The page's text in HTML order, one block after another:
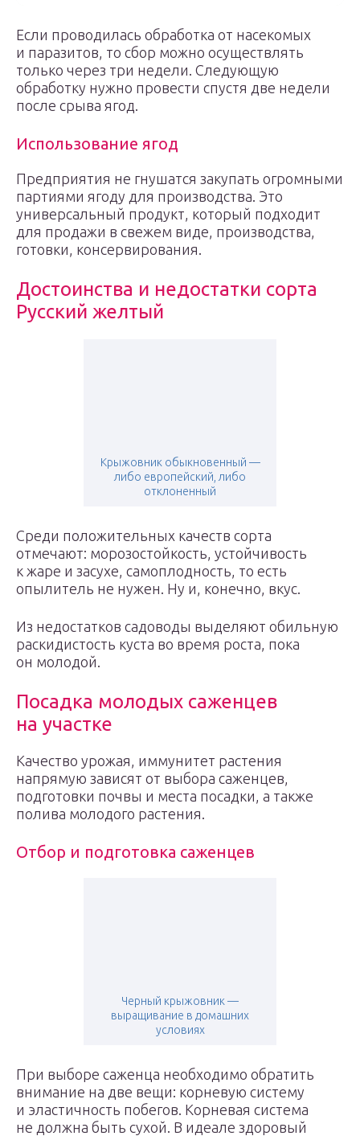
Если проводилась обработка от насекомых
и паразитов, то сбор можно осуществлять
только через три недели. Следующую
обработку нужно провести спустя две недели
после срыва ягод.
Использование ягод
Предприятия не гнушатся закупать огромными
партиями ягоду для производства. Это
универсальный продукт, который подходит
для продажи в свежем виде, производства,
готовки, консервирования.
Достоинства и недостатки сорта
Русский желтый
Крыжовник обыкновенный —
либо европейский, либо
отклоненный
Среди положительных качеств сорта
отмечают: морозостойкость, устойчивость
к жаре и засухе, самоплодность, то есть
опылитель не нужен. Ну и, конечно, вкус.
Из недостатков садоводы выделяют обильную
раскидистость куста во время роста, пока
он молодой.
Посадка молодых саженцев
на участке
Качество урожая, иммунитет растения
напрямую зависят от выбора саженцев,
подготовки почвы и места посадки, а также
полива молодого растения.
Отбор и подготовка саженцев
Черный крыжовник —
выращивание в домашних
условиях
При выборе саженца необходимо обратить
внимание на две вещи: корневую систему
и эластичность побегов. Корневая система
не должна быть сухой. В идеале здоровый